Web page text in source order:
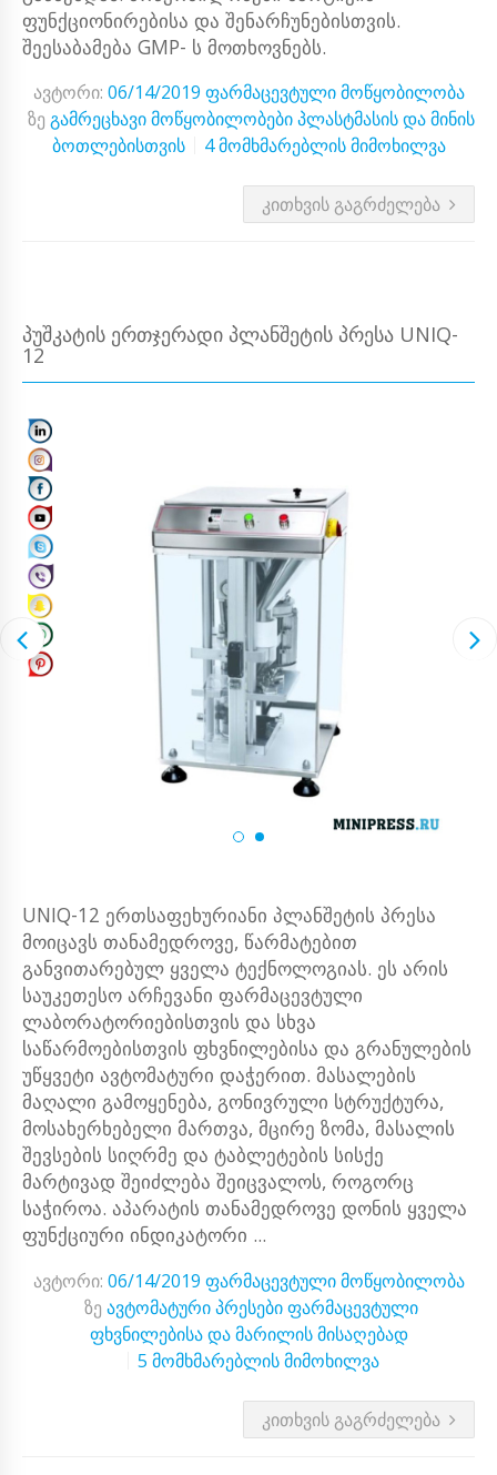
ფუნქციონირებისა და შენარჩუნებისთვის.
შეესაბამება GMP- ს მოთხოვნებს.
ავტორი: 06/14/2019 ფარმაცევტული მოწყობილობა
ზე გამრეცხავი მოწყობილობები პლასტმასის და მინის
ბოთლებისთვის
4 მომხმარებლის მიმოხილვა
ᲙᲘᲗᲮᲕᲘᲡ ᲒᲐᲒᲠᲫᲔᲚᲔᲑᲐ
ᲞᲣᲨᲙᲐᲢᲘᲡ ᲔᲠᲗᲯᲔᲠᲐᲓᲘ ᲞᲚᲐᲜᲨᲔᲢᲘᲡ ᲞᲠᲔᲡᲐ UNIQ-
12
UNIQ-12 ერთსაფეხურიანი პლანშეტის პრესა
მოიცავს თანამედროვე, წარმატებით
განვითარებულ ყველა ტექნოლოგიას. ეს არის
საუკეთესო არჩევანი ფარმაცევტული
ლაბორატორიებისთვის და სხვა
საწარმოებისთვის ფხვნილებისა და გრანულების
უწყვეტი ავტომატური დაჭერით. მასალების
მაღალი გამოყენება, გონივრული სტრუქტურა,
მოსახერხებელი მართვა, მცირე ზომა, მასალის
შევსების სიღრმე და ტაბლეტების სისქე
მარტივად შეიძლება შეიცვალოს, როგორც
საჭიროა. აპარატის თანამედროვე დონის ყველა
ფუნქციური ინდიკატორი ...
ავტორი: 06/14/2019 ფარმაცევტული მოწყობილობა
ზე ავტომატური პრესები ფარმაცევტული
ფხვნილებისა და მარილის მისაღებად
5 მომხმარებლის მიმოხილვა
ᲙᲘᲗᲮᲕᲘᲡ ᲒᲐᲒᲠᲫᲔᲚᲔᲑᲐ